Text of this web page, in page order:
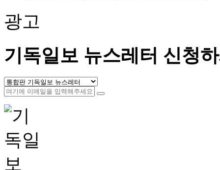
광고
기독일보 뉴스레터 신청